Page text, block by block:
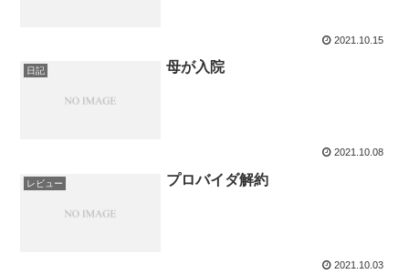
2021.10.15
日記 母が入院
2021.10.08
レビュー プロバイダ解約
2021.10.03